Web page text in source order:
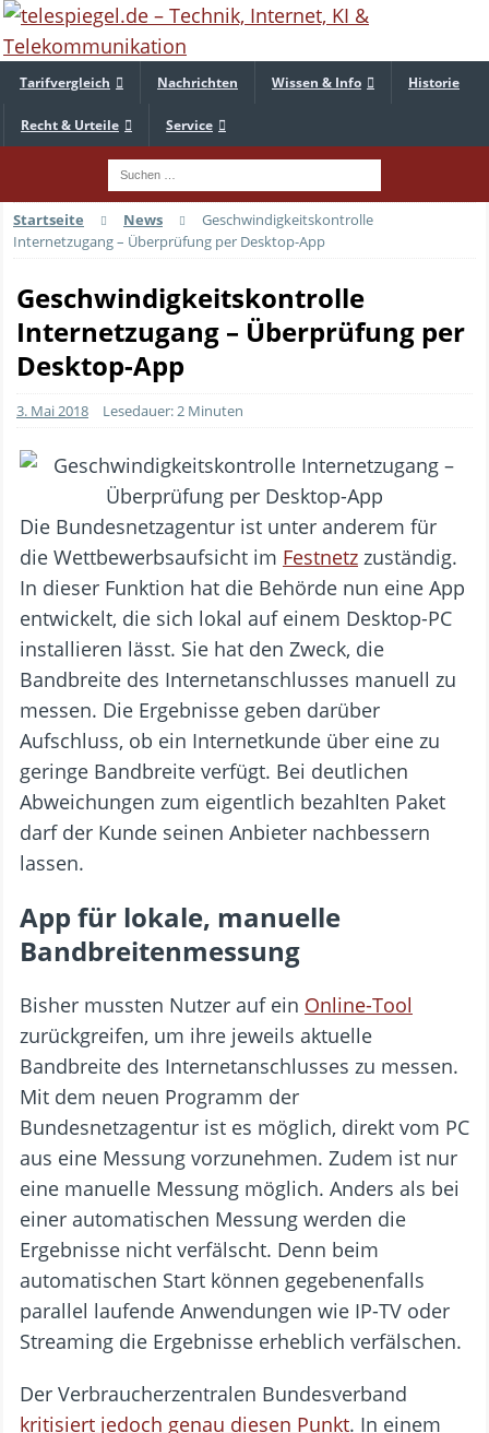
Tarifvergleich Nachrichten Wissen & Info Historie
Recht & Urteile Service
Startseite News
Geschwindigkeitskontrolle
Internetzugang – Überprüfung per Desktop-App
Geschwindigkeitskontrolle
Internetzugang – Überprüfung per
Desktop-App
3. Mai 2018 Lesedauer: 2 Minuten
Die Bundesnetzagentur ist unter anderem für
die Wettbewerbsaufsicht im Festnetz zuständig.
In dieser Funktion hat die Behörde nun eine App
entwickelt, die sich lokal auf einem Desktop-PC
installieren lässt. Sie hat den Zweck, die
Bandbreite des Internetanschlusses manuell zu
messen. Die Ergebnisse geben darüber
Aufschluss, ob ein Internetkunde über eine zu
geringe Bandbreite verfügt. Bei deutlichen
Abweichungen zum eigentlich bezahlten Paket
darf der Kunde seinen Anbieter nachbessern
lassen.
App für lokale, manuelle
Bandbreitenmessung
Bisher mussten Nutzer auf ein Online-Tool
zurückgreifen, um ihre jeweils aktuelle
Bandbreite des Internetanschlusses zu messen.
Mit dem neuen Programm der
Bundesnetzagentur ist es möglich, direkt vom PC
aus eine Messung vorzunehmen. Zudem ist nur
eine manuelle Messung möglich. Anders als bei
einer automatischen Messung werden die
Ergebnisse nicht verfälscht. Denn beim
automatischen Start können gegebenenfalls
parallel laufende Anwendungen wie IP-TV oder
Streaming die Ergebnisse erheblich verfälschen.
Der Verbraucherzentralen Bundesverband
kritisiert jedoch genau diesen Punkt. In einem